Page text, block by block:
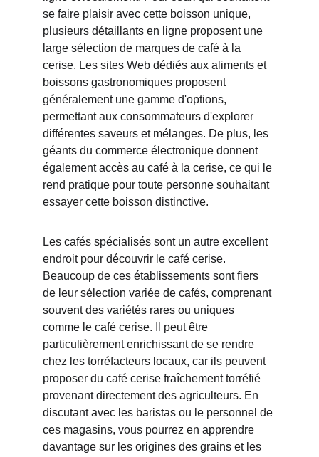
se faire plaisir avec cette boisson unique,
plusieurs détaillants en ligne proposent une
large sélection de marques de café à la
cerise. Les sites Web dédiés aux aliments et
boissons gastronomiques proposent
généralement une gamme d'options,
permettant aux consommateurs d'explorer
différentes saveurs et mélanges. De plus, les
géants du commerce électronique donnent
également accès au café à la cerise, ce qui le
rend pratique pour toute personne souhaitant
essayer cette boisson distinctive.
Les cafés spécialisés sont un autre excellent
endroit pour découvrir le café cerise.
Beaucoup de ces établissements sont fiers
de leur sélection variée de cafés, comprenant
souvent des variétés rares ou uniques
comme le café cerise. Il peut être
particulièrement enrichissant de se rendre
chez les torréfacteurs locaux, car ils peuvent
proposer du café cerise fraîchement torréfié
provenant directement des agriculteurs. En
discutant avec les baristas ou le personnel de
ces magasins, vous pourrez en apprendre
davantage sur les origines des grains et les